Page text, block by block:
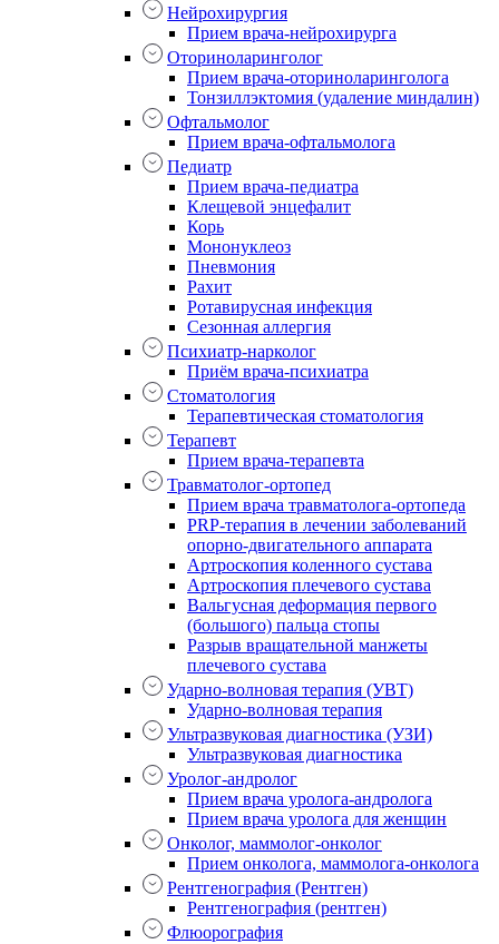
Нейрохирургия
Прием врача-нейрохирурга
Оториноларинголог
Прием врача-оториноларинголога
Тонзиллэктомия (удаление миндалин)
Офтальмолог
Прием врача-офтальмолога
Педиатр
Прием врача-педиатра
Клещевой энцефалит
Корь
Мононуклеоз
Пневмония
Рахит
Ротавирусная инфекция
Сезонная аллергия
Психиатр-нарколог
Приём врача-психиатра
Стоматология
Терапевтическая стоматология
Терапевт
Прием врача-терапевта
Травматолог-ортопед
Прием врача травматолога-ортопеда
PRP-терапия в лечении заболеваний
опорно-двигательного аппарата
Артроскопия коленного сустава
Артроскопия плечевого сустава
Вальгусная деформация первого
(большого) пальца стопы
Разрыв вращательной манжеты
плечевого сустава
Ударно-волновая терапия (УВТ)
Ударно-волновая терапия
Ультразвуковая диагностика (УЗИ)
Ультразвуковая диагностика
Уролог-андролог
Прием врача уролога-андролога
Прием врача уролога для женщин
Онколог, маммолог-онколог
Прием онколога, маммолога-онколога
Рентгенография (Рентген)
Рентгенография (рентген)
Флюорография